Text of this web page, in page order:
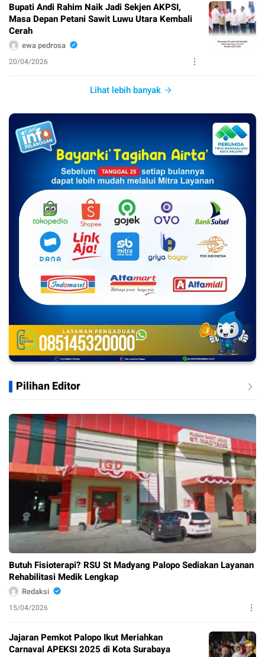
Bupati Andi Rahim Naik Jadi Sekjen AKPSI,
Masa Depan Petani Sawit Luwu Utara Kembali
Cerah
ewa pedrosa
20/04/2026
Lihat lebih banyak
Pilihan Editor
Butuh Fisioterapi? RSU St Madyang Palopo Sediakan Layanan
Rehabilitasi Medik Lengkap
Redaksi
15/04/2026
Jajaran Pemkot Palopo Ikut Meriahkan
Carnaval APEKSI 2025 di Kota Surabaya